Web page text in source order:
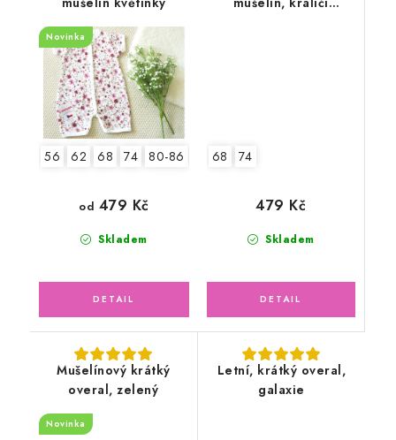
Novinka
56 62 68 74 80-86 92-98
Skladem
od 479 Kč
68 74
Skladem
479 Kč
Mušelínový krátký
overal, zelený
Novinka
Letní, krátký overal,
galaxie